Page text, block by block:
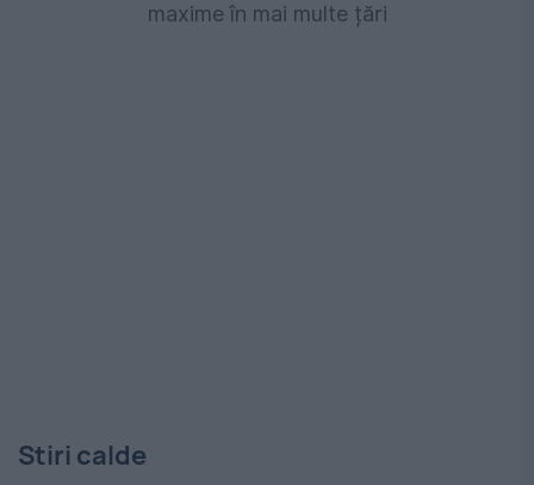
maxime în mai multe țări
Stiri calde